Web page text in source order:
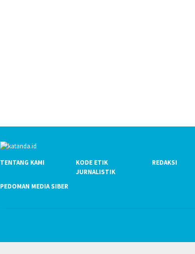
TENTANG KAMI
KODE ETIK
JURNALISTIK
REDAKSI
PEDOMAN MEDIA SIBER